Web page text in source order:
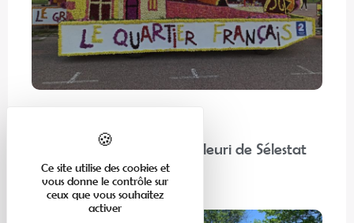
“Chez nos voisins” : Corso Fleuri de Sélestat
Lire la suite
Ce site utilise des cookies et
vous donne le contrôle sur
ceux que vous souhaitez
activer